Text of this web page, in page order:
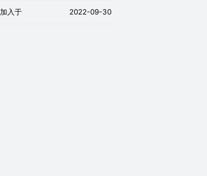
加入于 2022-09-30